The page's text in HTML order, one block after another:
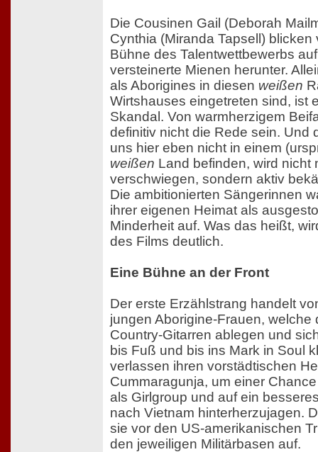
Die Cousinen Gail (Deborah
Cynthia (Miranda Tapsell) blicken
Bühne des Talentwettbewerbs
versteinerte Mienen herunter.
als Aborigines in diesen weißen
Wirtshauses eingetreten sind, ist
Skandal. Von warmherzigem
definitiv nicht die Rede sein. Und
uns hier eben nicht in einem
weißen Land befinden, wird nicht
verschwiegen, sondern aktiv
Die ambitionierten Sängerinnen
ihrer eigenen Heimat als
Minderheit auf. Was das heißt,
des Films deutlich.
Eine Bühne an der Front
Der erste Erzählstrang handelt
jungen Aborigine-Frauen, welche
Country-Gitarren ablegen und
bis Fuß und bis ins Mark in Soul
verlassen ihren vorstädtischen
Cummaragunja, um einer
als Girlgroup und auf ein
nach Vietnam hinterherzujagen.
sie vor den US-amerikanischen
den jeweiligen Militärbasen auf.